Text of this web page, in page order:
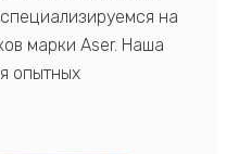
на
марки Aser. Наша
опытных
знаниями и